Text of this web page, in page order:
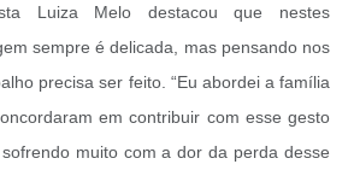
Luiza Melo destacou que nestes
sempre é delicada, mas pensando nos
precisa ser feito. “Eu abordei a família
em contribuir com esse gesto
muito com a dor da perda desse